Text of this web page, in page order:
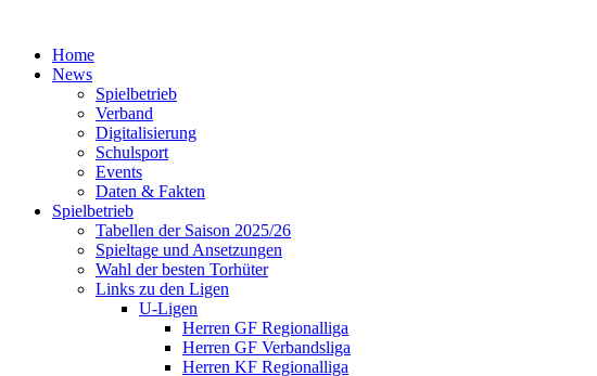
Home
News
Spielbetrieb
Verband
Digitalisierung
Schulsport
Events
Daten & Fakten
Spielbetrieb
Tabellen der Saison 2025/26
Spieltage und Ansetzungen
Wahl der besten Torhüter
Links zu den Ligen
U-Ligen
Herren GF Regionalliga
Herren GF Verbandsliga
Herren KF Regionalliga